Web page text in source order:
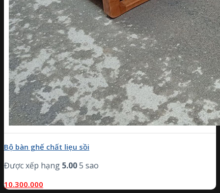
Bộ bàn ghế chất liẹu sồi
Được xếp hạng 5.005 sao
10.300.000